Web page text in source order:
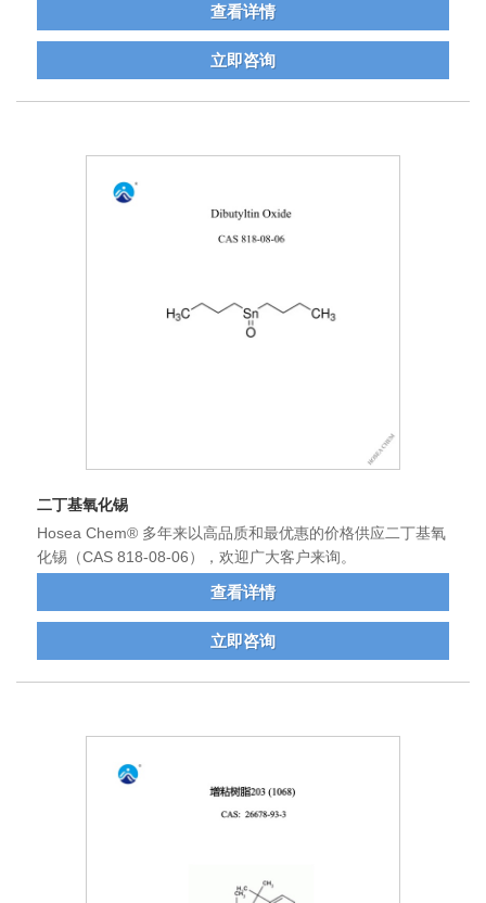
查看详情
立即咨询
二丁基氧化锡
Hosea Chem® 多年来以高品质和最优惠的价格供应二丁基氧
化锡（CAS 818-08-06），欢迎广大客户来询。
查看详情
立即咨询